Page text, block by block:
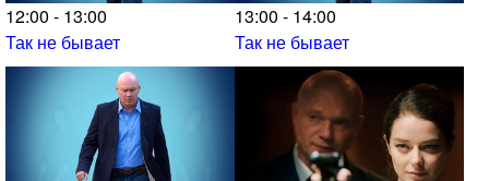
12:00 - 13:00
Так не бывает
13:00 - 14:00
Так не бывает